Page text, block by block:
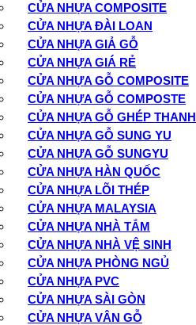
CỬA NHỰA COMPOSITE
CỬA NHỰA ĐÀI LOAN
CỬA NHỰA GIẢ GỖ
CỬA NHỰA GIÁ RẺ
CỬA NHỰA GỖ COMPOSITE
CỬA NHỰA GỖ COMPOSTE
CỬA NHỰA GỖ GHÉP THANH
CỬA NHỰA GỖ SUNG YU
CỬA NHỰA GỖ SUNGYU
CỬA NHỰA HÀN QUỐC
CỬA NHỰA LÕI THÉP
CỬA NHỰA MALAYSIA
CỬA NHỰA NHÀ TẮM
CỬA NHỰA NHÀ VỆ SINH
CỬA NHỰA PHÒNG NGỦ
CỬA NHỰA PVC
CỬA NHỰA SÀI GÒN
CỬA NHỰA VÂN GỖ